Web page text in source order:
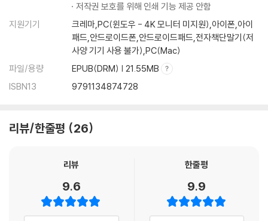
저작권 보호를 위해 인쇄 기능 제공 안함
지원기기
크레마,PC(윈도우 - 4K 모니터 미지원),아이폰,아이
패드,안드로이드폰,안드로이드패드,전자책단말기(저
사양 기기 사용 불가),PC(Mac)
파일/용량
EPUB(DRM) | 21.55MB
ISBN13
9791134874728
리뷰/한줄평 26
리뷰
9.6
한줄평
9.9